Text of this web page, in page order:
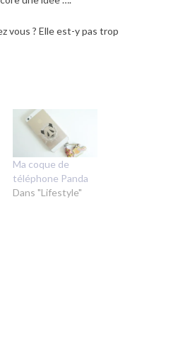
vous ? Elle est-y pas trop
Ma coque de
téléphone Panda
Dans "Lifestyle"